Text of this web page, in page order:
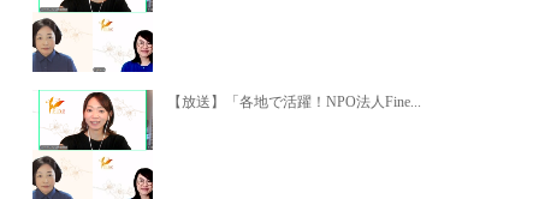
【放送】「各地で活躍！NPO法人Fine...